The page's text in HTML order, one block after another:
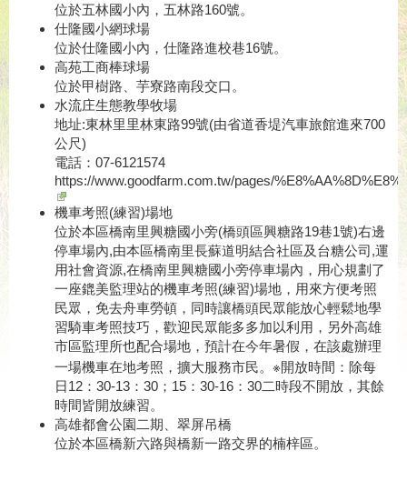
位於五林國小內，五林路160號。
仕隆國小網球場
位於仕隆國小內，仕隆路進校巷16號。
高苑工商棒球場
位於甲樹路、芋寮路南段交口。
水流庄生態教學牧場
地址:東林里里林東路99號(由省道香堤汽車旅館進來700
公尺)
電話：07-6121574
https://www.goodfarm.com.tw/pages/
機車考照(練習)場地
位於本區橋南里興糖國小旁(橋頭區興糖路19巷1號)右邊
停車場內,由本區橋南里長蘇道明結合社區及台糖公司,運
用社會資源,在橋南里興糖國小旁停車場內，用心規劃了
一座鎞美監理站的機車考照(練習)場地，用來方便考照
民眾，免去舟車勞頓，同時讓橋頭民眾能放心輕鬆地學
習騎車考照技巧，歡迎民眾能多多加以利用，另外高雄
市區監理所也配合場地，預計在今年暑假，在該處辦理
一場機車在地考照，擴大服務市民。※開放時間：除每
日12：30-13：30；15：30-16：30二時段不開放，其餘
時間皆開放練習。
高雄都會公園二期、翠屏吊橋
位於本區橋新六路與橋新一路交界的楠梓區。